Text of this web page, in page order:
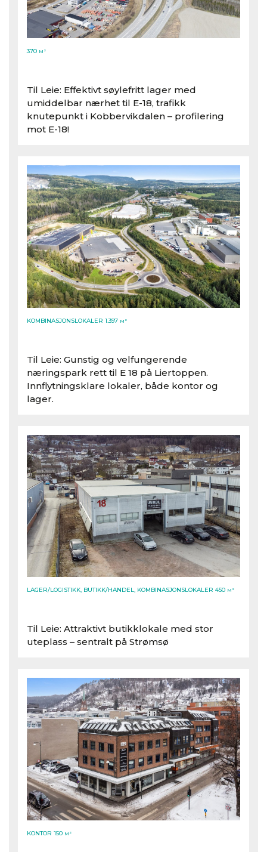
370 M²
Til Leie: Effektivt søylefritt lager med
umiddelbar nærhet til E-18, trafikk
knutepunkt i Kobbervikdalen – profilering
mot E-18!
KOMBINASJONSLOKALER 1.397 M²
Til Leie: Gunstig og velfungerende
næringspark rett til E 18 på Liertoppen.
Innflytningsklare lokaler, både kontor og
lager.
LAGER/LOGISTIKK, BUTIKK/HANDEL, KOMBINASJONSLOKALER 450 M²
Til Leie: Attraktivt butikklokale med stor
uteplass – sentralt på Strømsø
KONTOR 150 M²